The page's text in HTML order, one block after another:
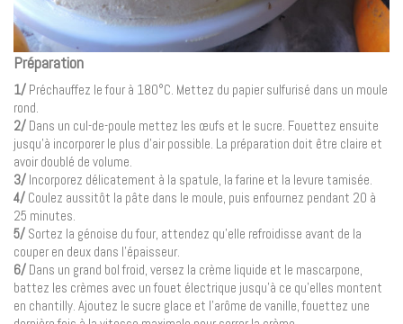
Préparation
1/ Préchauffez le four à 180°C. Mettez du papier sulfurisé dans un moule
rond.
2/ Dans un cul-de-poule mettez les œufs et le sucre. Fouettez ensuite
jusqu’à incorporer le plus d’air possible. La préparation doit être claire et
avoir doublé de volume.
3/ Incorporez délicatement à la spatule, la farine et la levure tamisée.
4/ Coulez aussitôt la pâte dans le moule, puis enfournez pendant 20 à
25 minutes.
5/ Sortez la génoise du four, attendez qu’elle refroidisse avant de la
couper en deux dans l’épaisseur.
6/ Dans un grand bol froid, versez la crème liquide et le mascarpone,
battez les crèmes avec un fouet électrique jusqu’à ce qu’elles montent
en chantilly. Ajoutez le sucre glace et l’arôme de vanille, fouettez une